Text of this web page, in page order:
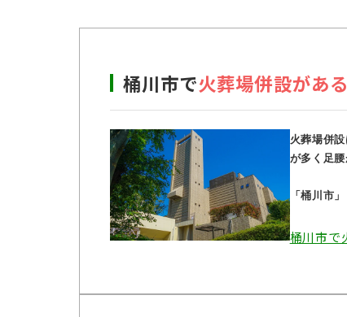
桶川市で火葬場併設がある
火葬場併
が多く足
「桶川市
桶川市で